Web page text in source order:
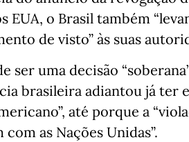
EUA, o Brasil também
de visto” às suas
ser uma decisão
brasileira adiantou já ter
até porque a
com as Nações Unidas”.